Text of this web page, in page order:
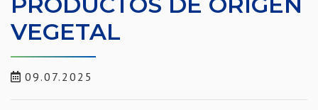
VEGETAL
09.07.2025